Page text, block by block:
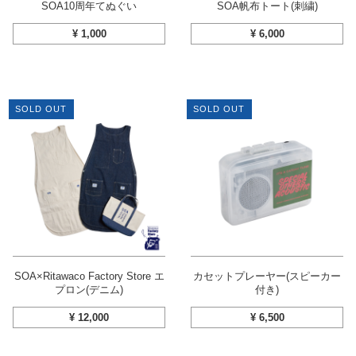
SOA10周年てぬぐい
¥ 1,000
SOA帆布トート(刺繍)
¥ 6,000
SOLD OUT
SOA×Ritawaco Factory Store エ
プロン(デニム)
¥ 12,000
SOLD OUT
カセットプレーヤー(スピーカー
付き)
¥ 6,500